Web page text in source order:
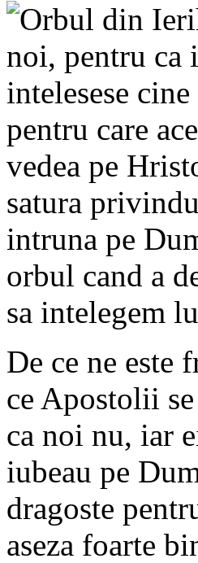
Orbul din
noi, pentru ca
intelesese
pentru care
vedea pe
satura
intruna pe
orbul cand a
sa intelegem
De ce ne este
ce Apostolii
ca noi nu, iar
iubeau pe
dragoste
aseza foarte